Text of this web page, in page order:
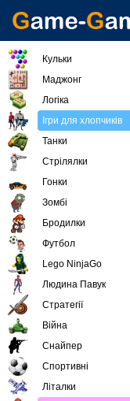
Кульки
Маджонг
Логіка
Ігри для хлопчиків
Танки
Стрілялки
Гонки
Зомбі
Бродилки
Футбол
Lego NinjaGo
Людина Павук
Стратегії
Війна
Снайпер
Спортивні
Літалки